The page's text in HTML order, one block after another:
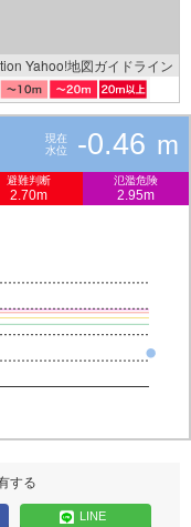
Yahoo!地図ガイドライン
現在
水位
-0.46 m
避難判断
2.70m
氾濫危険
2.95m
する
LINE